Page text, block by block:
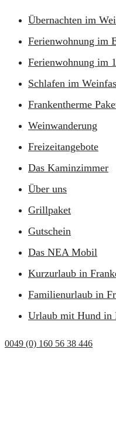
Übernachten im
Ferienwohnung im
Ferienwohnung im
Schlafen im
Frankentherme
Weinwanderung
Freizeitangebote
Das Kaminzimmer
Über uns
Grillpaket
Gutschein
Das NEA Mobil
Kurzurlaub in
Familienurlaub in
Urlaub mit Hund in
0049 (0) 160 56 38 446